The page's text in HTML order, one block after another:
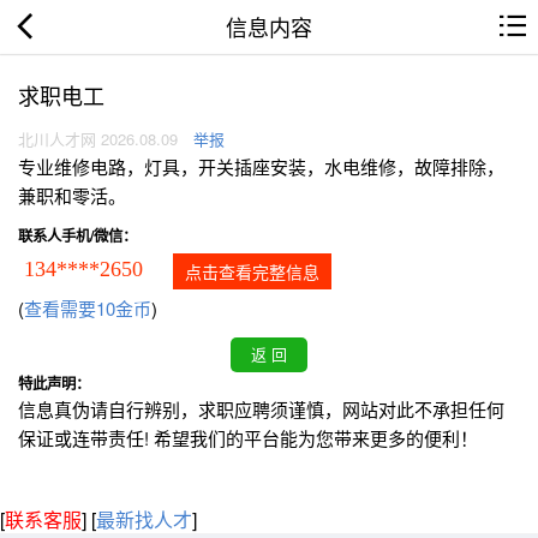
信息内容
求职电工
北川人才网 2026.08.09 举报
专业维修电路，灯具，开关插座安装，水电维修，故障排除，
兼职和零活。
联系人手机/微信：
134****2650 点击查看完整信息
(查看需要10金币)
特此声明：
信息真伪请自行辨别，求职应聘须谨慎，网站对此不承担任何
保证或连带责任! 希望我们的平台能为您带来更多的便利！
[联系客服] [最新找人才]